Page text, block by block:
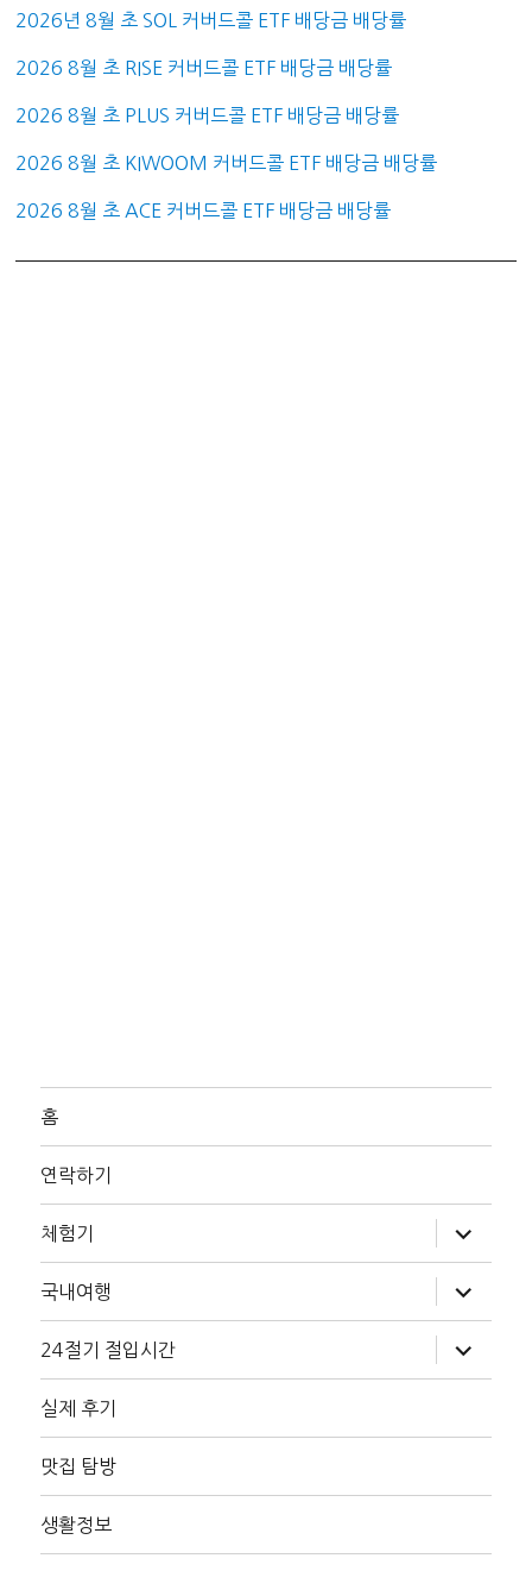
2026년 8월 초 SOL 커버드콜 ETF 배당금 배당률
2026 8월 초 RISE 커버드콜 ETF 배당금 배당률
2026 8월 초 PLUS 커버드콜 ETF 배당금 배당률
2026 8월 초 KIWOOM 커버드콜 ETF 배당금 배당률
2026 8월 초 ACE 커버드콜 ETF 배당금 배당률
홈
연락하기
체험기
위
메
확
장
국내여행
위
메
확
장
24절기 절입시간
위
메
장
실제 후기
맛집 탐방
생활정보